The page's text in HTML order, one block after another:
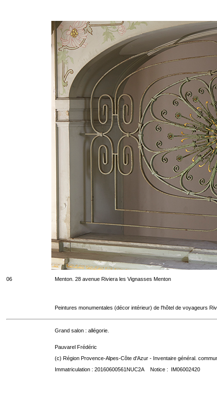
06 Menton. 28 avenue Riviera les Vignasses Menton
Peintures monumentales (décor intérieur) de l'hôtel de voyageurs
Grand salon : allégorie.
Pauvarel Frédéric
(c) Région Provence-Alpes-Côte d'Azur - Inventaire général.
Immatriculation : 20160600561NUC2A Notice : IM06002420